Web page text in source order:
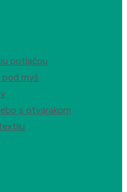
potlačou
myš
s otvárakom